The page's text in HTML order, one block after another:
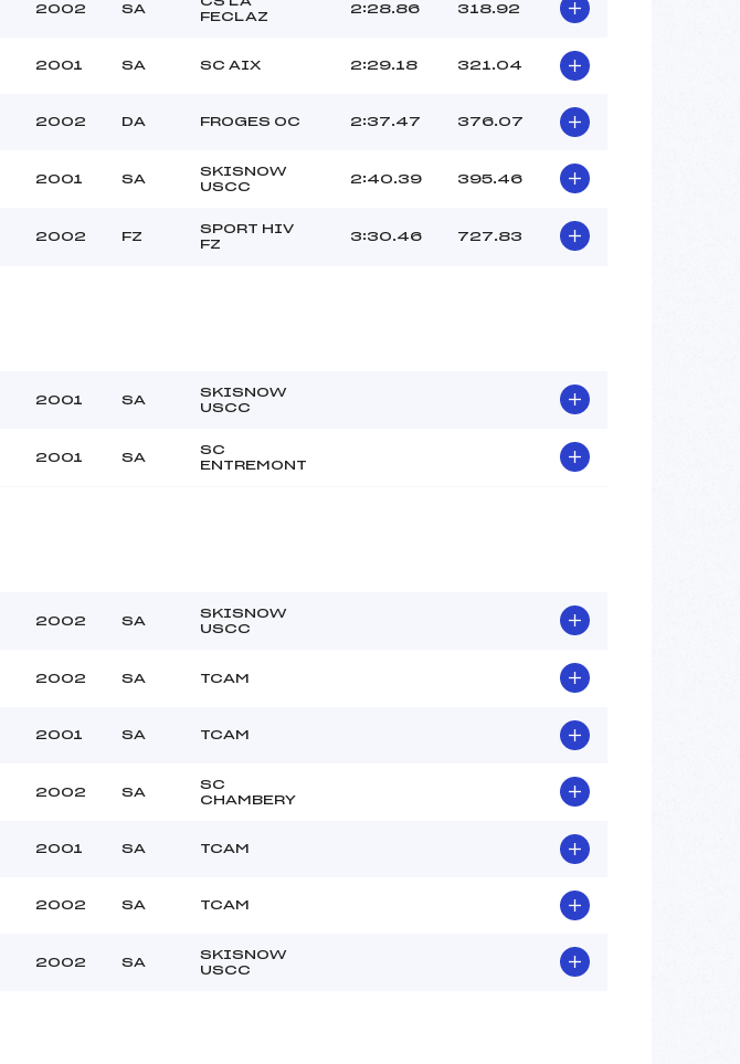
BAMERT ROBIN (SA)
-3
2002 SA
FECLAZ
2:28.86 318.92
2001 SA SC AIX 2:29.18 321.04
2002 DA FROGES OC 2:37.47 376.07
2001 SA
SKISNOW
USCC
2:40.39 395.46
2002 FZ
SPORT HIV
FZ
3:30.46 727.83
2001 SA
SKISNOW
USCC
2001 SA
SC
ENTREMONT
2002 SA
SKISNOW
USCC
2002 SA TCAM
2001 SA TCAM
2002 SA
SC
CHAMBERY
2001 SA TCAM
2002 SA TCAM
2002 SA
SKISNOW
USCC